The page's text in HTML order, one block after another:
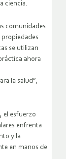
ciencia.
comunidades
se utilizan
ahora
la salud”,
el esfuerzo
enfrenta
y la
en manos de